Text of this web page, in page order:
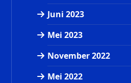
Juni 2023
Mei 2023
November 2022
Mei 2022